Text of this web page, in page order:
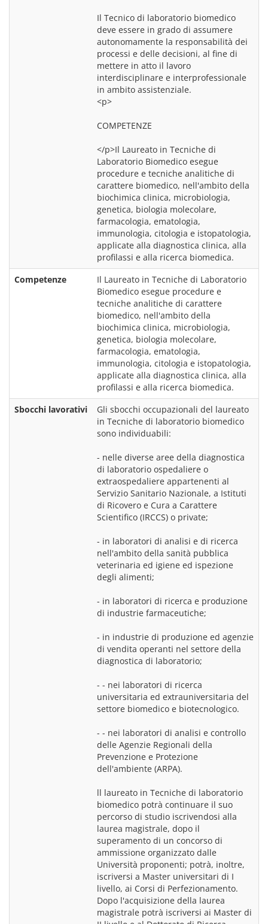
Il Tecnico di laboratorio biomedico
deve essere in grado di assumere
autonomamente la responsabilità dei
processi e delle decisioni, al fine di
mettere in atto il lavoro
interdisciplinare e interprofessionale
<p>
COMPETENZE
</p>Il Laureato in Tecniche di
Laboratorio Biomedico esegue
procedure e tecniche analitiche di
carattere biomedico, nell'ambito della
biochimica clinica, microbiologia,
genetica, biologia molecolare,
farmacologia, ematologia,
immunologia, citologia e istopatologia,
applicate alla diagnostica clinica, alla
profilassi e alla ricerca biomedica.
Competenze
Il Laureato in Tecniche di Laboratorio
Biomedico esegue procedure e
tecniche analitiche di carattere
biomedico, nell'ambito della
biochimica clinica, microbiologia,
genetica, biologia molecolare,
farmacologia, ematologia,
immunologia, citologia e istopatologia,
applicate alla diagnostica clinica, alla
profilassi e alla ricerca biomedica.
Sbocchi lavorativi
Gli sbocchi occupazionali del laureato
in Tecniche di laboratorio biomedico
sono individuabili:
- nelle diverse aree della diagnostica
di laboratorio ospedaliere o
extraospedaliere appartenenti al
Servizio Sanitario Nazionale, a Istituti
di Ricovero e Cura a Carattere
Scientifico (IRCCS) o private;
- in laboratori di analisi e di ricerca
nell'ambito della sanità pubblica
veterinaria ed igiene ed ispezione
degli alimenti;
- in laboratori di ricerca e produzione
di industrie farmaceutiche;
- in industrie di produzione ed agenzie
di vendita operanti nel settore della
diagnostica di laboratorio;
- - nei laboratori di ricerca
universitaria ed extrauniversitaria del
settore biomedico e biotecnologico.
- - nei laboratori di analisi e controllo
delle Agenzie Regionali della
Prevenzione e Protezione
dell'ambiente (ARPA).
ll laureato in Tecniche di laboratorio
biomedico potrà continuare il suo
percorso di studio iscrivendosi alla
laurea magistrale, dopo il
superamento di un concorso di
ammissione organizzato dalle
Università proponenti; potrà, inoltre,
iscriversi a Master universitari di I
livello, ai Corsi di Perfezionamento.
Dopo l'acquisizione della laurea
magistrale potrà iscriversi ai Master di